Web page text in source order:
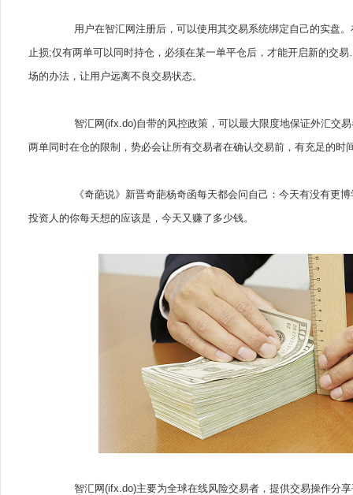
用户在智汇网注册后，可以使用其交易系统绑定自己的实盘。
止损;仅有两单可以同时持仓，必须在某一单平仓后，才能开启新的交
场的办法，让用户远离不良交易状态。
智汇网(ifx.do)自带的风控政策，可以最大限度地保证外汇交易
两单同时在仓的限制，势必会让所有交易者在确认交易前，有充足的
《奇葩说》新晋奇葩杨奇函每天都会问自己：今天有没有更博
投资人的你每天想的应该是，今天又赚了多少钱。
智汇网(ifx.do)主要为全球在线风险交易者，提供交易操作分享